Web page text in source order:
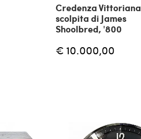
Credenza Vittoriana
scolpita di James
Shoolbred, '800
€ 10.000,00